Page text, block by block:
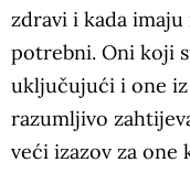
zdravi i kada
potrebni. Oni koji
uključujući i one
razumljivo
veći izazov za one